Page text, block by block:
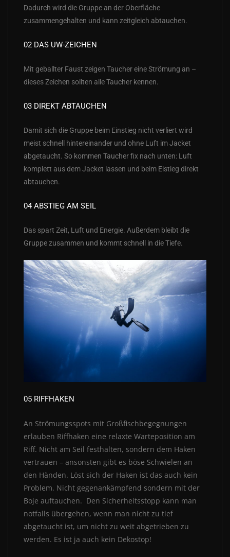
Dadurch wird die Gruppe an der Oberfläche
zusammengehalten und kann zeitgleich abtauchen.
02 DAS UW-ZEICHEN
Mit geballter Faust zeigen Taucher eine Strömung an –
dieses Zeichen sollten alle Taucher kennen.
03 DIREKT ABTAUCHEN
Damit sich die Gruppe beim Einstieg nicht verliert wird
meist schnell hintereinander und ohne Luft im Jacket
abgetaucht. So kommen Taucher fix nach unten: Luft
komplett aus dem Jacket lassen und beim Eistieg direkt
abtauchen.
04 ABSTIEG AM SEIL
Das spart Zeit, Luft und Energie. Außerdem bleibt die
Gruppe zusammen und kommt schnell in die Tiefe.
05 RIFFHAKEN
An Strömungsspots mit Großfischbegegnungen
erlauben Riffhaken eine relaxte Warteposition am
Riff. Nicht am Seil festhalten, sondern dem Haken
vertrauen – ansonsten gibt es böse Schwielen an
den Händen. Löst sich der Haken ist das auch kein
Problem. Nicht gegenankämpfend sondern mit der
Boje auftauchen. Den Sicherheitsstopp kann man
notfalls übergehen, wenn man nicht zu tief
abgetaucht ist, um nicht zu weit abgetrieben zu
werden. Es ist ja auch kein Dekostop!